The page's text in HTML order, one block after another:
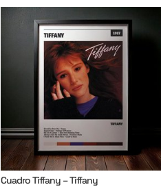
Cuadro Tiffany – Tiffany